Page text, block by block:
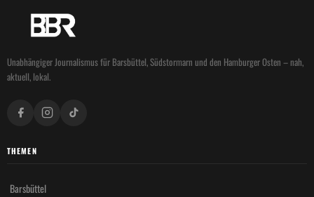
Unabhängiger Journalismus für Barsbüttel, Südstormarn und den Hamburger Osten – nah,
aktuell, lokal.
THEMEN
Barsbüttel